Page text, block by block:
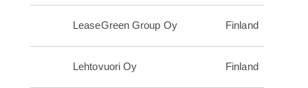
LeaseGreen Group Oy Finland
Lehtovuori Oy Finland